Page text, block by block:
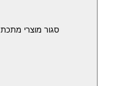
סגור מוצרי מתכת